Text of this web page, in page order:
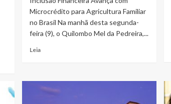
Microcrédito para Agricultura Familiar
no Brasil Na manhã desta segunda-
feira (9), o Quilombo Mel da Pedreira,...
Leia